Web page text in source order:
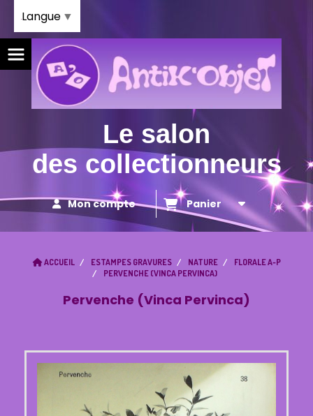
Le salon
des collectionneurs
Mon compte Panier
ACCUEIL ESTAMPES GRAVURES NATURE
FLORALE A-P
PERVENCHE (VINCA PERVINCA)
Pervenche (Vinca Pervinca)
Langue ▼